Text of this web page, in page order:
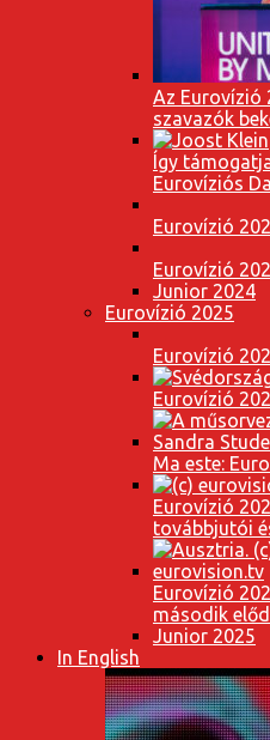
Az Eurovízió
szavazók
Így
Eurovíziós
Eurovízió
Eurovízió
Junior 2024
Eurovízió 2025
Eurovízió
Eurovízió
Ma este:
Eurovízió
továbbjutói
Eurovízió
második
Junior 2025
In English